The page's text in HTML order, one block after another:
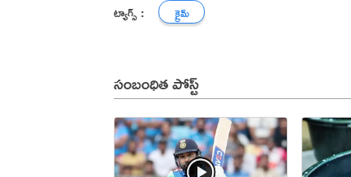
ట్యాగ్స్ : క్రైమ్
సంబంధిత పోస్ట్